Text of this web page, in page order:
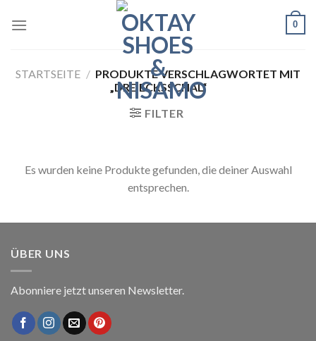
0
STARTSEITE / PRODUKTE VERSCHLAGWORTET MIT
„DREIECKSSCHAL“
FILTER
Es wurden keine Produkte gefunden, die deiner Auswahl
entsprechen.
ÜBER UNS
Abonniere jetzt unseren Newsletter.